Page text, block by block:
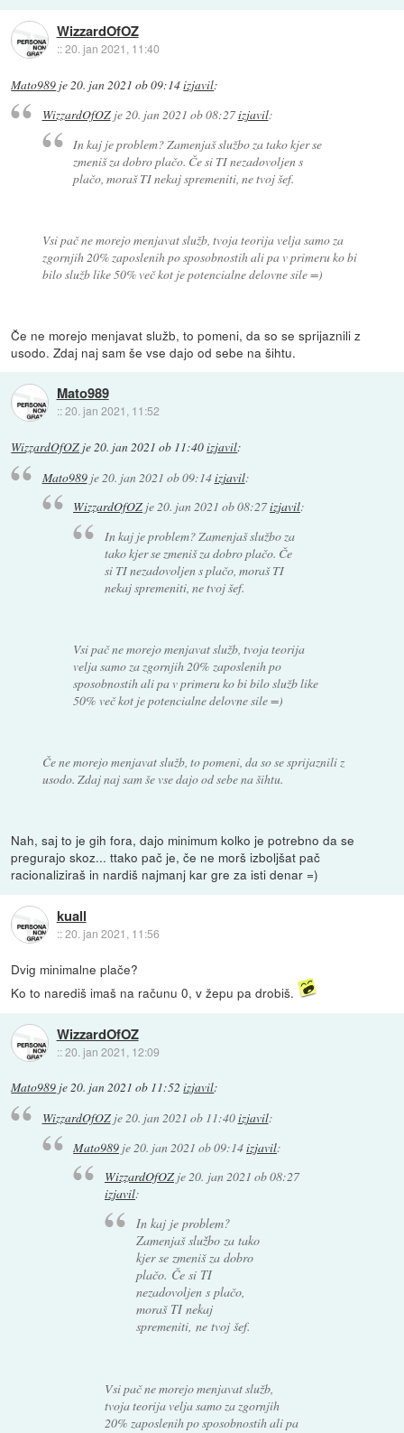
WizzardOfOZ
::20. jan 2021, 11:40
Mato989 je20. jan 2021 ob 09:14izjavil:
WizzardOfOZje20. jan 2021 ob 08:27izjavil:
In kaj je problem? Zamenjaš službo za tako kjer se
zmeniš za dobro plačo. Če si TI nezadovoljen s
plačo, moraš TI nekaj spremeniti, ne tvoj šef.
Vsi pač ne morejo menjavat služb, tvoja teorija velja samo za
zgornjih 20% zaposlenih po sposobnostih ali pa v primeru ko bi
bilo služb like 50% več kot je potencialne delovne sile =)
Če ne morejo menjavat služb, to pomeni, da so se sprijaznili z
usodo. Zdaj naj sam še vse dajo od sebe na šihtu.
Mato989
::20. jan 2021, 11:52
WizzardOfOZ je20. jan 2021 ob 11:40izjavil:
Mato989je 20. jan 2021 ob 09:14izjavil:
WizzardOfOZje20. jan 2021 ob 08:27izjavil:
In kaj je problem? Zamenjaš službo za
tako kjer se zmeniš za dobro plačo. Če
si TI nezadovoljen s plačo, moraš TI
nekaj spremeniti, ne tvoj šef.
Vsi pač ne morejo menjavat služb, tvoja teorija
velja samo za zgornjih 20% zaposlenih po
sposobnostih ali pa v primeru ko bi bilo služb like
50% več kot je potencialne delovne sile =)
Če ne morejo menjavat služb, to pomeni, da so se sprijaznili z
usodo. Zdaj naj sam še vse dajo od sebe na šihtu.
Nah, saj to je gih fora, dajo minimum kolko je potrebno da se
pregurajo skoz... ttako pač je, če ne morš izboljšat pač
racionaliziraš in nardiš najmanj kar gre za isti denar =)
kuall
::20. jan 2021, 11:56
Dvig minimalne plače?
Ko to narediš imaš na računu 0, v žepu pa drobiš.
WizzardOfOZ
::20. jan 2021, 12:09
Mato989 je20. jan 2021 ob 11:52 izjavil:
WizzardOfOZje20. jan 2021 ob 11:40izjavil:
Mato989 je 20. jan 2021 ob 09:14izjavil:
WizzardOfOZje20. jan 2021 ob 08:27
izjavil:
In kaj je problem?
Zamenjaš službo za tako
kjer se zmeniš za dobro
plačo. Če si TI
nezadovoljen s plačo,
moraš TI nekaj
spremeniti, ne tvoj šef.
Vsi pač ne morejo menjavat služb,
tvoja teorija velja samo za zgornjih
20% zaposlenih po sposobnostih ali pa